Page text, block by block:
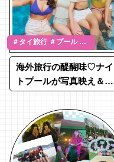
＃タイ旅行 ＃プール ＃
水着 ＃卒業 ＃LJK
海外旅行の醍醐味♡ナイ
トプールが写真映え＆楽